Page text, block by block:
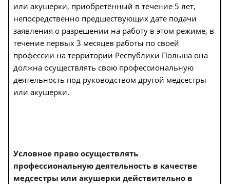
или акушерки, приобретённый в течение 5 лет,
непосредственно предшествующих дате подачи
заявления о разрешении на работу в этом режиме, в
течение первых 3 месяцев работы по своей
профессии на территории Республики Польша она
должна осуществлять свою профессиональную
деятельность под руководством другой медсестры
или акушерки.
Условное право осуществлять
профессиональную деятельность в качестве
медсестры или акушерки действительно в